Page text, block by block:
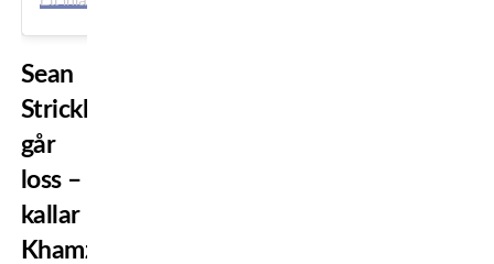
Sean
Strickland
går
loss –
kallar
Khamzat